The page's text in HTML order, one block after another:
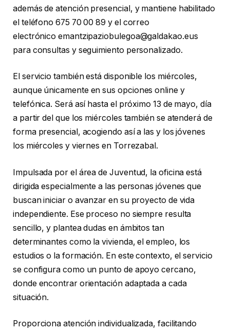
además de atención presencial, y mantiene habilitado
el teléfono 675 70 00 89 y el correo
electrónico emantzipaziobulegoa@galdakao.eus
para consultas y seguimiento personalizado.
El servicio también está disponible los miércoles,
aunque únicamente en sus opciones online y
telefónica. Será así hasta el próximo 13 de mayo, día
a partir del que los miércoles también se atenderá de
forma presencial, acogiendo así a las y los jóvenes
los miércoles y viernes en Torrezabal.
Impulsada por el área de Juventud, la oficina está
dirigida especialmente a las personas jóvenes que
buscan iniciar o avanzar en su proyecto de vida
independiente. Ese proceso no siempre resulta
sencillo, y plantea dudas en ámbitos tan
determinantes como la vivienda, el empleo, los
estudios o la formación. En este contexto, el servicio
se configura como un punto de apoyo cercano,
donde encontrar orientación adaptada a cada
situación.
Proporciona atención individualizada, facilitando